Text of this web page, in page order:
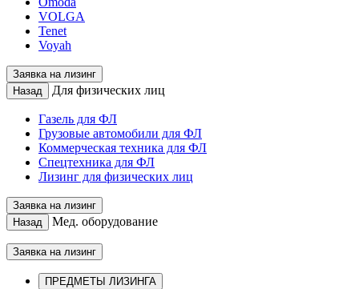
VOLGA
Tenet
Voyah
Заявка на лизинг
Назад
Для физических лиц
Газель для ФЛ
Грузовые автомобили для ФЛ
Коммерческая техника для ФЛ
Спецтехника для ФЛ
Лизинг для физических лиц
Заявка на лизинг
Назад
Мед. оборудование
Заявка на лизинг
ПРЕДМЕТЫ ЛИЗИНГА